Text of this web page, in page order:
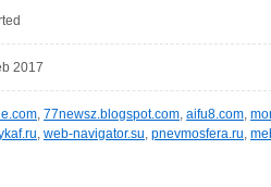
2017
, 77newsz.blogspot.com, aifu8.com,
, web-navigator.su, pnevmosfera.ru,